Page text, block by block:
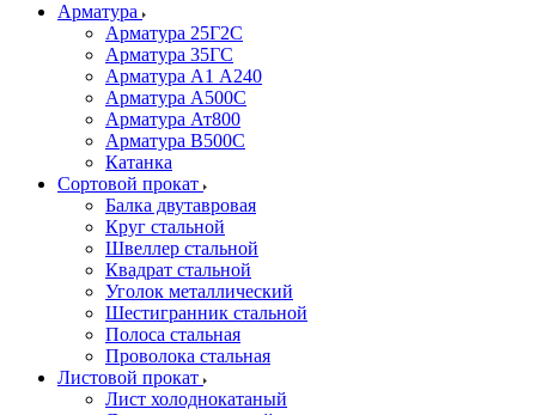
Арматура
Арматура 25Г2С
Арматура 35ГС
Арматура А1 А240
Арматура А500С
Арматура Ат800
Арматура В500С
Катанка
Сортовой прокат
Балка двутавровая
Круг стальной
Швеллер стальной
Квадрат стальной
Уголок металлический
Шестигранник стальной
Полоса стальная
Проволока стальная
Листовой прокат
Лист холоднокатаный